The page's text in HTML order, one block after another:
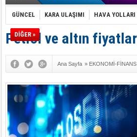
GÜNCEL KARA ULAŞIMI HAVA YOLLARI
DİĞER »
Petrol ve altın
Ana Sayfa » EKONOMİ-FİNANS